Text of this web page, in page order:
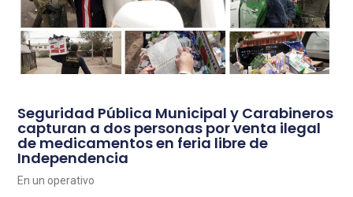
Seguridad Pública Municipal y Carabineros
capturan a dos personas por venta ilegal
de medicamentos en feria libre de
Independencia
En un operativo